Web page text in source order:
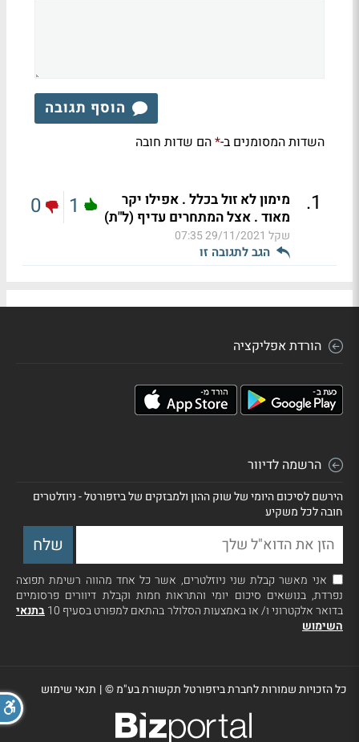
הוסף תגובה
השדות המסומנים ב-*הם שדות חובה
1
.
מימון לא זול בכלל . אפילו יקר
מאוד . אצל המתחרים עדיף (ל"ת)
שקל 29/11/2021 07:35
הגב לתגובה זו
1
0
הורדת אפליקציה
הרשמה לדיוור
הירשם לסיכום היומי של שוק ההון ולמבזקים של ביזפורטל - ניוזלטרים
חובה לכל משקיע
אני מאשר קבלת שני ניוזלטרים, אשר כל אחד מהווה רשימת תפוצה
נפרדת, בנושאים סיכום יומי והתראות חמות וקבלת דיוורים פרסומיים
בדואר אלקטרוני ו/ או באמצעות הסלולר בהתאם למפורט בסעיף 10
בתנאי
השימוש
כל הזכויות שמורות לחברת ביזפורטל תקשורת בע"מ ©| תנאי שימוש